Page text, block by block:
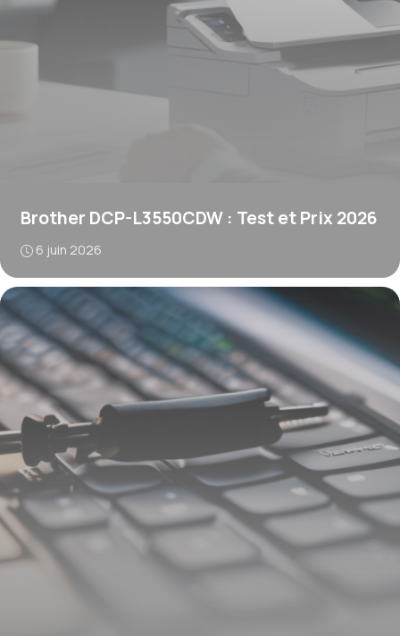
Brother DCP-L3550CDW : Test et Prix 2026
6 juin 2026